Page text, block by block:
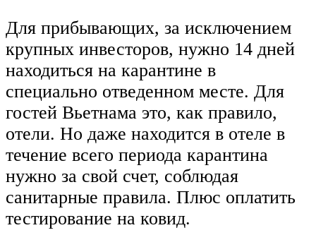
Для прибывающих, за исключением
крупных инвесторов, нужно 14 дней
находиться на карантине в
специально отведенном месте. Для
гостей Вьетнама это, как правило,
отели. Но даже находится в отеле в
течение всего периода карантина
нужно за свой счет, соблюдая
санитарные правила. Плюс оплатить
тестирование на ковид.